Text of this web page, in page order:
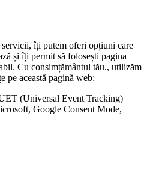
servicii, îți putem oferi opțiuni care
și îți permit să folosești pagina
Cu consimțământul tău., utilizăm
pe această pagină web:
(Universal Event Tracking)
Google Consent Mode,